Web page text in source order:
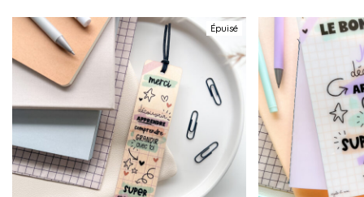
Épuisé